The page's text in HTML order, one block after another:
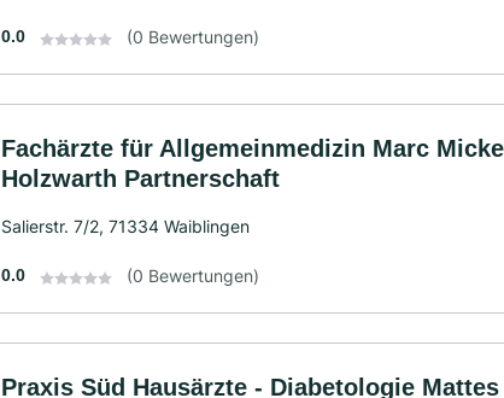
0.0 (0 Bewertungen)
Fachärzte für Allgemeinmedizin Marc
Holzwarth Partnerschaft
Salierstr. 7/2, 71334 Waiblingen
0.0 (0 Bewertungen)
Praxis Süd Hausärzte - Diabetologie